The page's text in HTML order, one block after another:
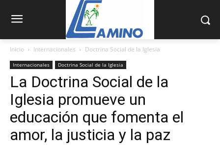
Inicio Internacionales Doctrina Social de la Iglesia
Internacionales Doctrina Social de la Iglesia
La Doctrina Social de la
Iglesia promueve un
educación que fomenta el
amor, la justicia y la paz